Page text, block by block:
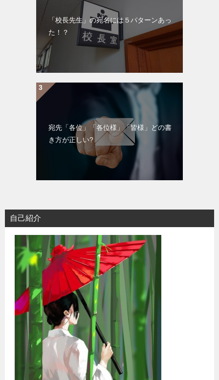
「校長先生」の宛名には５パターンあっ
た！？
宛先「各位」「各位様」「皆様」どの書
き方が正しい?
自己紹介